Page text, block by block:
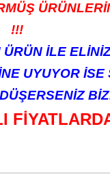
!!!
İLE
UYUYOR İSE